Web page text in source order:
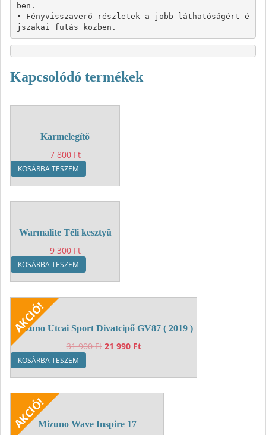
ben.
• Fényvisszaverő részletek a jobb láthatóságért é
jszakai futás közben.
Kapcsolódó termékek
Karmelegítő
7 800 Ft
KOSÁRBA TESZEM
Warmalite Téli kesztyű
9 300 Ft
KOSÁRBA TESZEM
Mizuno Utcai Sport Divatcipő GV87 ( 2019 )
31 900Ft Original
21 990 FtCurrent
KOSÁRBA TESZEM
Mizuno Wave Inspire 17